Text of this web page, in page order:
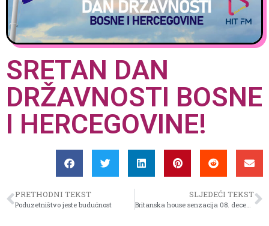
SRETAN DAN
DRŽAVNOSTI BOSNE
I HERCEGOVINE!
PRETHODNI TEKST
Poduzetništvo jeste budućnost
SLJEDEĆI TEKST
Britanska house senzacija 08. decembra stiže u Dom mladih – ulaznice u prodaji